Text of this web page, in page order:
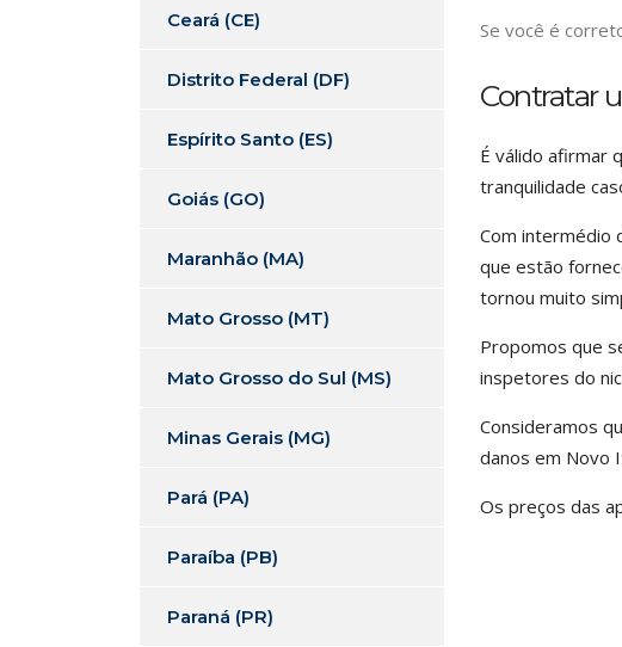
Se você é
Contratar
É válido afirmar
tranquilidade
Com intermédio
que estão
tornou muito
Propomos que
inspetores do
Consideramos
danos em Novo
Os preços das
Ceará (CE)
Distrito Federal (DF)
Espírito Santo (ES)
Goiás (GO)
Maranhão (MA)
Mato Grosso (MT)
Mato Grosso do Sul (MS)
Minas Gerais (MG)
Pará (PA)
Paraíba (PB)
Paraná (PR)